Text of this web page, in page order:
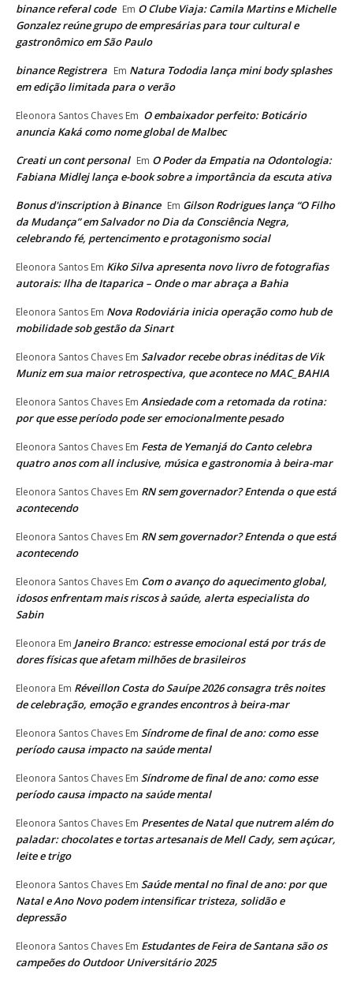
binance referal code Em O Clube Viaja: Camila Martins e Michelle
Gonzalez reúne grupo de empresárias para tour cultural e
gastronômico em São Paulo
binance Registrera Em Natura Tododia lança mini body splashes
em edição limitada para o verão
Eleonora Santos Chaves Em O embaixador perfeito: Boticário
anuncia Kaká como nome global de Malbec
Creati un cont personal Em O Poder da Empatia na Odontologia:
Fabiana Midlej lança e-book sobre a importância da escuta ativa
Bonus d'inscription à Binance Em Gilson Rodrigues lança “O Filho
da Mudança” em Salvador no Dia da Consciência Negra,
celebrando fé, pertencimento e protagonismo social
Eleonora Santos Em Kiko Silva apresenta novo livro de fotografias
autorais: Ilha de Itaparica – Onde o mar abraça a Bahia
Eleonora Santos Em Nova Rodoviária inicia operação como hub de
mobilidade sob gestão da Sinart
Eleonora Santos Chaves Em Salvador recebe obras inéditas de Vik
Muniz em sua maior retrospectiva, que acontece no MAC_BAHIA
Eleonora Santos Chaves Em Ansiedade com a retomada da rotina:
por que esse período pode ser emocionalmente pesado
Eleonora Santos Chaves Em Festa de Yemanjá do Canto celebra
quatro anos com all inclusive, música e gastronomia à beira-mar
Eleonora Santos Chaves Em RN sem governador? Entenda o que está
acontecendo
Eleonora Santos Chaves Em RN sem governador? Entenda o que está
acontecendo
Eleonora Santos Chaves Em Com o avanço do aquecimento global,
idosos enfrentam mais riscos à saúde, alerta especialista do
Sabin
Eleonora Em Janeiro Branco: estresse emocional está por trás de
dores físicas que afetam milhões de brasileiros
Eleonora Em Réveillon Costa do Sauípe 2026 consagra três noites
de celebração, emoção e grandes encontros à beira-mar
Eleonora Santos Chaves Em Síndrome de final de ano: como esse
período causa impacto na saúde mental
Eleonora Santos Chaves Em Síndrome de final de ano: como esse
período causa impacto na saúde mental
Eleonora Santos Chaves Em Presentes de Natal que nutrem além do
paladar: chocolates e tortas artesanais de Mell Cady, sem açúcar,
leite e trigo
Eleonora Santos Chaves Em Saúde mental no final de ano: por que
Natal e Ano Novo podem intensificar tristeza, solidão e
depressão
Eleonora Santos Chaves Em Estudantes de Feira de Santana são os
campeões do Outdoor Universitário 2025